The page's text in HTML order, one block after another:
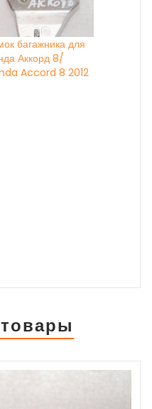
багажника для
Аккорд 8/
Accord 8 2012